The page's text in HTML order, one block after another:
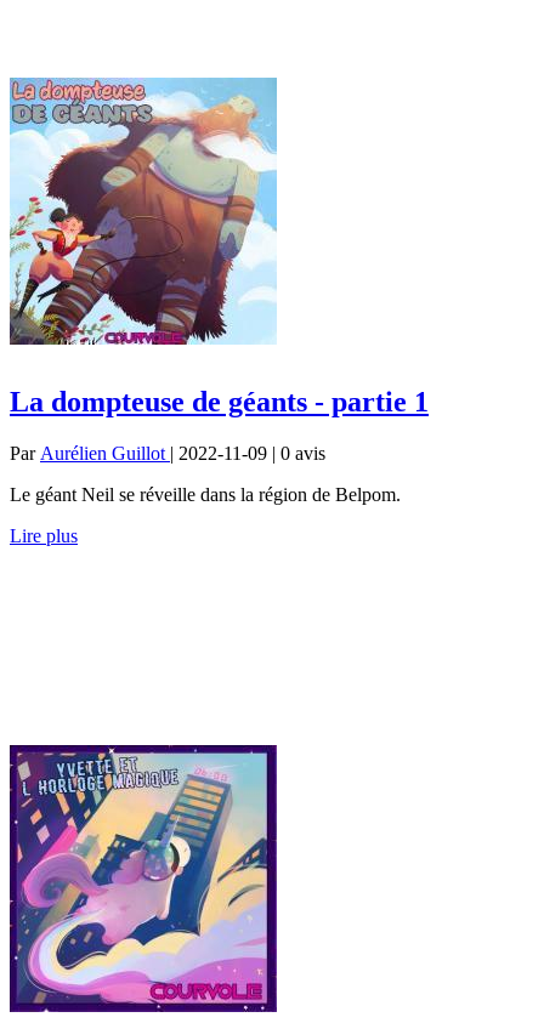
La dompteuse de géants - partie 1
Par Aurélien Guillot | 2022-11-09 | 0 avis
Le géant Neil se réveille dans la région de Belpom.
Lire plus